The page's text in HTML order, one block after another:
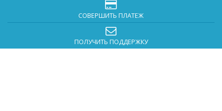
СОВЕРШИТЬ ПЛАТЕЖ
ПОЛУЧИТЬ ПОДДЕРЖКУ